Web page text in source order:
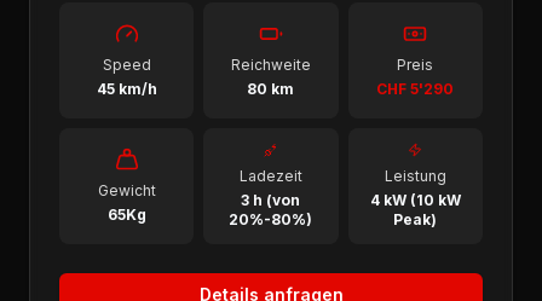
Speed
45 km/h
Reichweite
80 km
Preis
CHF 5'290
Gewicht
65Kg
Ladezeit
3 h (von
20%-80%)
Leistung
4 kW (10 kW
Peak)
Details anfragen